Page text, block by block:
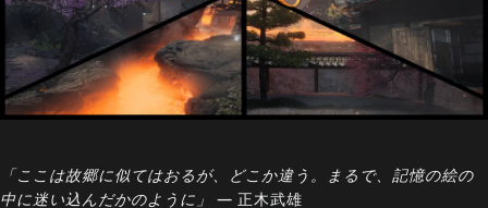
「ここは故郷に似てはおるが、どこか違う。まるで、記憶の絵の
中に迷い込んだかのように」 — 正木武雄